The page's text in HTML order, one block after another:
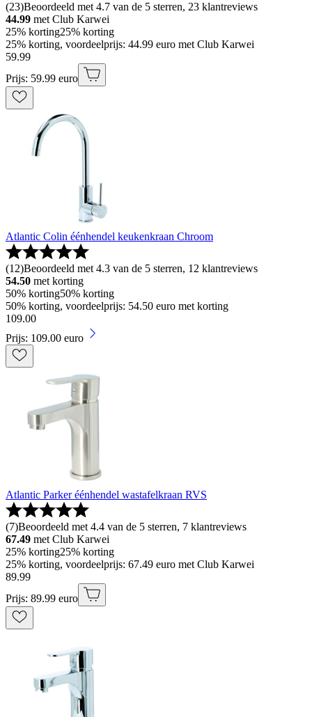
(23)Beoordeeld met 4.7 van de 5 sterren, 23 klantreviews
44.99 met Club Karwei
25% korting25% korting
25% korting, voordeelprijs: 44.99 euro met Club Karwei
59.99
Prijs: 59.99 euro
Atlantic Colin éénhendel keukenkraan Chroom
(12)Beoordeeld met 4.3 van de 5 sterren, 12 klantreviews
54.50 met korting
50% korting50% korting
50% korting, voordeelprijs: 54.50 euro met korting
109.00
Prijs: 109.00 euro
Atlantic Parker éénhendel wastafelkraan RVS
(7)Beoordeeld met 4.4 van de 5 sterren, 7 klantreviews
67.49 met Club Karwei
25% korting25% korting
25% korting, voordeelprijs: 67.49 euro met Club Karwei
89.99
Prijs: 89.99 euro